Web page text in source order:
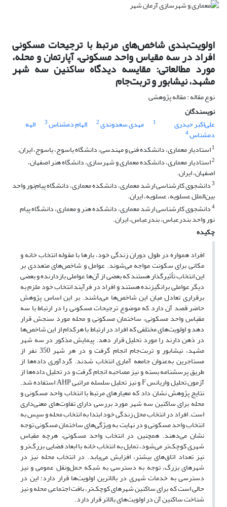
اولویت‌بندی شاخص‌های مرتبط با ترجیحات مسکونی
افراد در سه مقیاس واحد مسکونی، آپارتمان و محله،
مورد مطالعاتی: مقایسه دیدگاه ساکنین سه شهر
مشهد، نیشابور و تربت‌جام
نوع مقاله : مقاله پژوهشی
نویسندگان
علی‌اکبر حیدری
1 مهدی سعدوندی2 الهام دمشناس3 الهه
دمشناس4
1استادیار معماری، دانشکده فنی و مهندسی، دانشگاه یاسوج، یاسوج، ایران.
2استادیار معماری، دانشکده معماری و شهرسازی، دانشگاه هنر اصفهان،
اصفهان، ایران.
3دانشجوی کارشناسی ارشد معماری، دانشکده معماری، دانشگاه پیام‌نور واحد
بین‌الملل عسلویه، عسلویه، ایران.
4دانشجوی کارشناسی ارشد معماری، دانشکده هنر و معماری، دانشگاه پیام
نور واحد بندرعباس، بندرعباس، ایران.
چکیده
افراد همواره در طول دوران زندگی خود، بارها با مقوله انتخاب خانه و
مکانی برای سکونت مواجه می‌شوند. عوامل و شاخص‌های متعددی بر
این انتخاب تأثیرگذار هستند که بعضی از آن‌ها عواملی بازدارنده و بعضی
دیگر عواملی برانگیزنده هستند و افراد در فرآیند انتخاب خود ملزم به
برقراری تعادل میان این شاخص‌ها می‌باشند. بر این اساس پژوهش
حاضر قصد آن دارد که موضوع ترجیحات مسکونی را در ارتباط با سه
مقیاس واحد مسکونی، ساختمان مسکونی و محله مورد سنجش قرار
دهد و اولویت‌های مختلفی که افراد در ارتباط با هرکدام از این شاخص‌ها
در ذهن دارند را مورد تحلیل قرار دهد. پیمایش مذکور در سه شهر
مشهد، نیشابور و تربت‌جام انجام گرفت و در هر شهر 350 نفر از
مستاجرین به‌عنوان جامعه آماری انتخاب شدند. گردآوری داده‌ها از
طریق پرسشنامه بسته و نیز مصاحبه انجام گرفت و در تحلیل داده‌ها از
آزمون تحلیل واریانس F و نیز تحلیل سلسله مراتبی AHP استفاده شد.
نتایج پژوهش نشان داد که معیارهای مرتبط با انتخاب واحد مسکونی و
محله برای ساکنین سه شهر مورد بررسی دارای تفاوت‌های معنی‌داری
است. افراد در انتخاب محل زندگی خود ابتدا به انتخاب محله و سپس به
انتخاب واحد مسکونی و در نهایت به ویژگی‌های ساختمان مسکونی توجه
نشان می‌دهند. همچنین در انتخاب واحد مسکونی، هرچه مقیاس
شهری کوچک‌تر می‌شود، تمایل به انتخاب خانه با ابعاد فضایی بزرگ‌تر و
نیز تعداد اتاق‌های بیشتر، افزایش می‌یابد. در انتخاب محله نیز در
شهرهای بزرگ، توجه به دسترسی به شبکه حمل‌ونقل عمومی و نیز
دسترسی به خدمات شهری در بالاترین اولویت‌ها قرار دارد؛ این در
حالی است که برای ساکنین شهرهای کوچک‌تر، بافت اجتماعی محله و نیز
شناخت ساکنین آن در اولویت‌های بالاتر قرار دارد.